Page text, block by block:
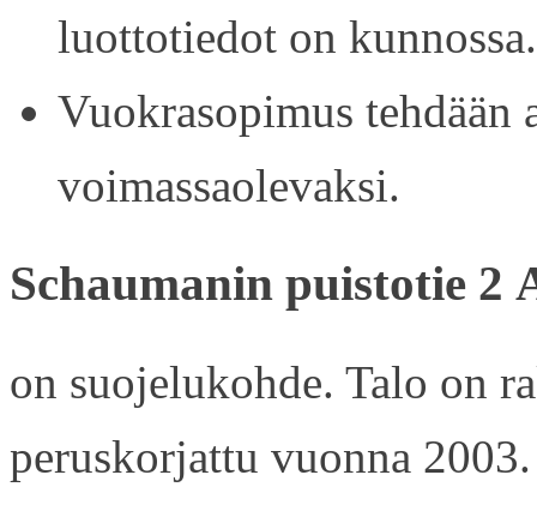
luottotiedot on kunnossa.
Vuokrasopimus tehdään
voimassaolevaksi.
Schaumanin puistotie 2
on suojelukohde. Talo on
peruskorjattu vuonna 2003.